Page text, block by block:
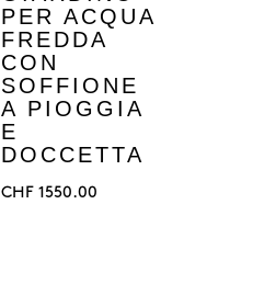
PER ACQUA
FREDDA
CON
SOFFIONE
A PIOGGIA
E
DOCCETTA
CHF 1550.00